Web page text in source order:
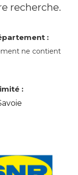
recherche.
:
ne contient
: